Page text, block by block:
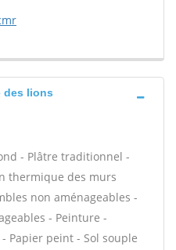
des lions
- Plâtre traditionnel -
thermique des murs
non aménageables -
- Peinture -
Papier peint - Sol souple